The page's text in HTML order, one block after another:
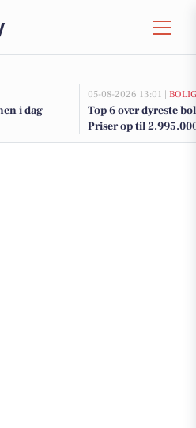
i dag
05-08-2026 13:01 |
Top 6 over dyreste
Priser op til
er solgt for 1.000.000 - se køberen og 4